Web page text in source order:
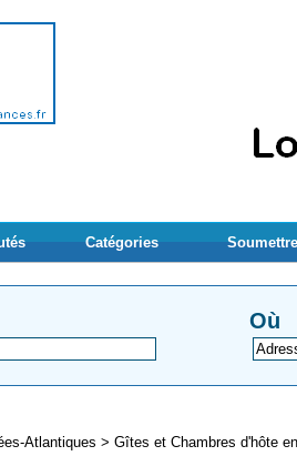
Catégories
Où
Atlantiques > Gîtes et Chambres d'hôte